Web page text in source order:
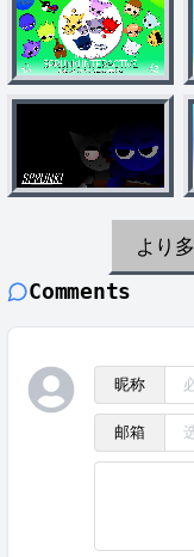
より
Comments
昵称
邮箱